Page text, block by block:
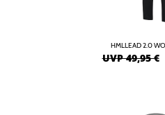
HMLLEAD 2.0
UVP 49,95 €